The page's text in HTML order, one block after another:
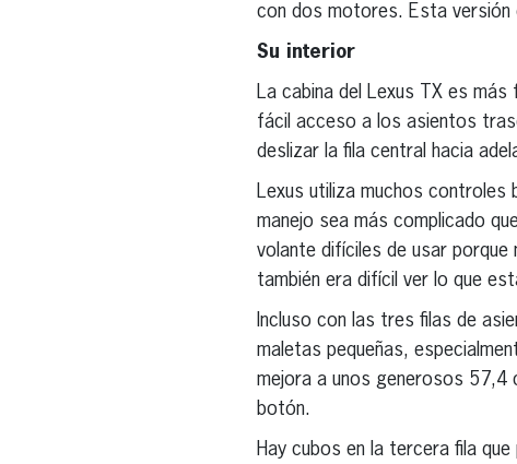
con dos motores. Esta versión
Su interior
La cabina del Lexus TX es
fácil acceso a los asientos
deslizar la fila central hacia
Lexus utiliza muchos controles
manejo sea más complicado
volante difíciles de usar porque
también era difícil ver lo que
Incluso con las tres filas de
maletas pequeñas,
mejora a unos generosos 57,4
botón.
Hay cubos en la tercera fila